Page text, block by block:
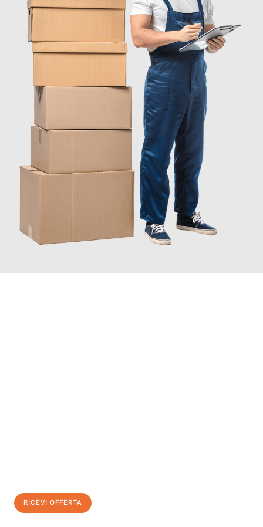
RICEVI OFFERTA